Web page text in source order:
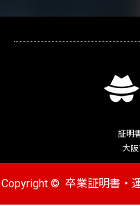
証明
大
Copyright © 卒業証明書・